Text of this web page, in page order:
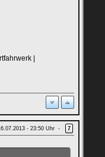
|
- 23:50 Uhr - 7